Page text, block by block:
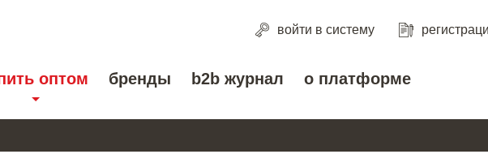
войти в систему
оптом бренды b2b журнал о платформе